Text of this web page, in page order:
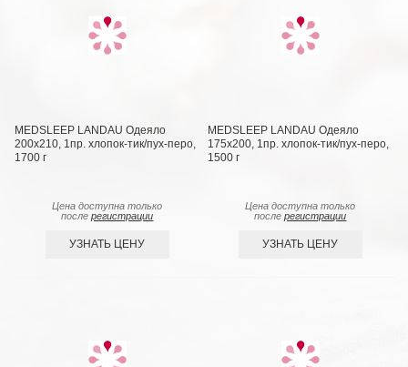
MEDSLEEP LANDAU Одеяло
200х210, 1пр. хлопок-тик/пух-перо,
1700 г
Цена доступна только
послерегистрации
УЗНАТЬ ЦЕНУ
MEDSLEEP LANDAU Одеяло
175х200, 1пр. хлопок-тик/пух-перо,
1500 г
Цена доступна только
послерегистрации
УЗНАТЬ ЦЕНУ